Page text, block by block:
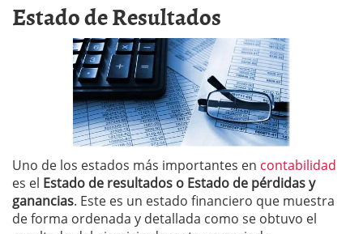
Estado de Resultados
Uno de los estados más importantes en contabilidad
es el Estado de resultados o Estado de pérdidas y
ganancias. Este es un estado financiero que muestra
de forma ordenada y detallada como se obtuvo el